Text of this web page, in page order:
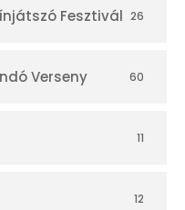
Fesztivál 26
Verseny 60
11
12